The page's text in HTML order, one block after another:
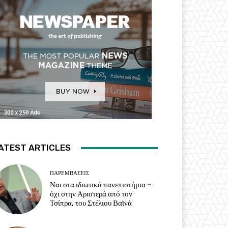
ARTICLES
ΠΑΡΕΜΒΑΣΕΙΣ
Ναι στα ιδιωτικά πανεπιστήμια –
όχι στην Αριστερά από τον
Τσίπρα, του Στέλιου Βαϊνά